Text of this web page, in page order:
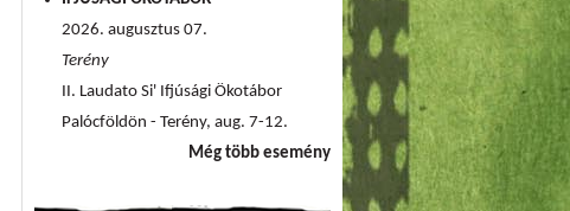
2026. augusztus 07.
Terény
II. Laudato Si' Ifjúsági Ökotábor
Palócföldön - Terény, aug. 7-12.
Még több esemény